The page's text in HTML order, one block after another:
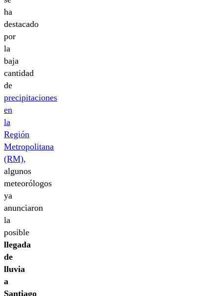
ha
destacado
por
la
baja
cantidad
de
precipitaciones
en
la
Región
Metropolitana
(RM),
algunos
meteorólogos
ya
anunciaron
la
posible
llegada
de
lluvia
a
Santiago